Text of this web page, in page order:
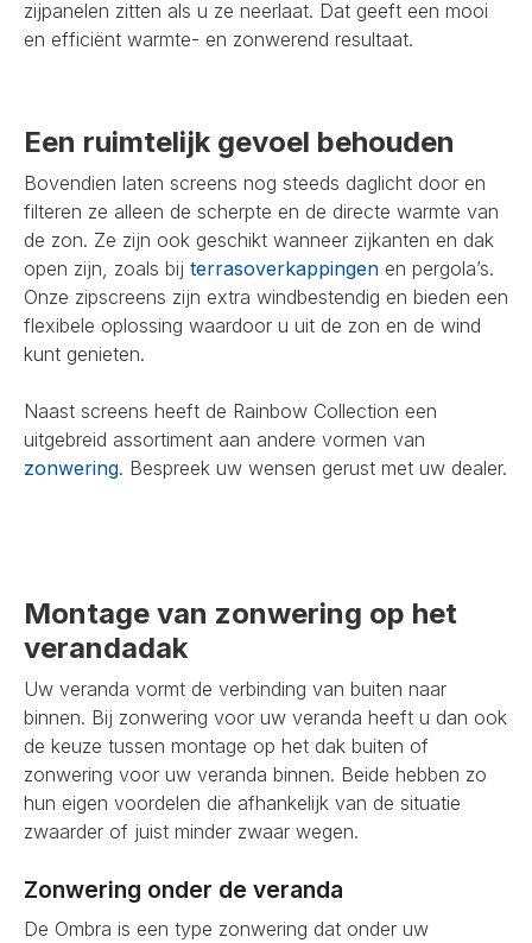
zijpanelen zitten als u ze neerlaat. Dat geeft een mooi
en efficiënt warmte- en zonwerend resultaat.
Een ruimtelijk gevoel behouden
Bovendien laten screens nog steeds daglicht door en
filteren ze alleen de scherpte en de directe warmte van
de zon. Ze zijn ook geschikt wanneer zijkanten en dak
open zijn, zoals bij terrasoverkappingen en pergola’s.
Onze zipscreens zijn extra windbestendig en bieden een
flexibele oplossing waardoor u uit de zon en de wind
kunt genieten.
Naast screens heeft de Rainbow Collection een
uitgebreid assortiment aan andere vormen van
zonwering. Bespreek uw wensen gerust met uw dealer.
Montage van zonwering op het
verandadak
Uw veranda vormt de verbinding van buiten naar
binnen. Bij zonwering voor uw veranda heeft u dan ook
de keuze tussen montage op het dak buiten of
zonwering voor uw veranda binnen. Beide hebben zo
hun eigen voordelen die afhankelijk van de situatie
zwaarder of juist minder zwaar wegen.
Zonwering onder de veranda
De Ombra is een type zonwering dat onder uw